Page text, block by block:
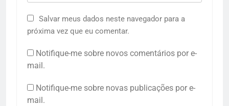
Salvar meus dados neste navegador para a
próxima vez que eu comentar.
Notifique-me sobre novos comentários por e-
mail.
Notifique-me sobre novas publicações por e-
mail.